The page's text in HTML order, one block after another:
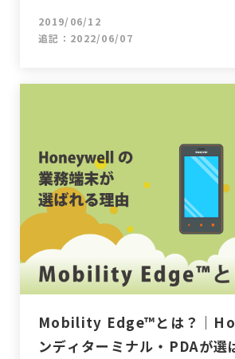
2019/06/12
追記：2022/06/07
Mobility Edge™とは？｜
ンディターミナル・PDAが選